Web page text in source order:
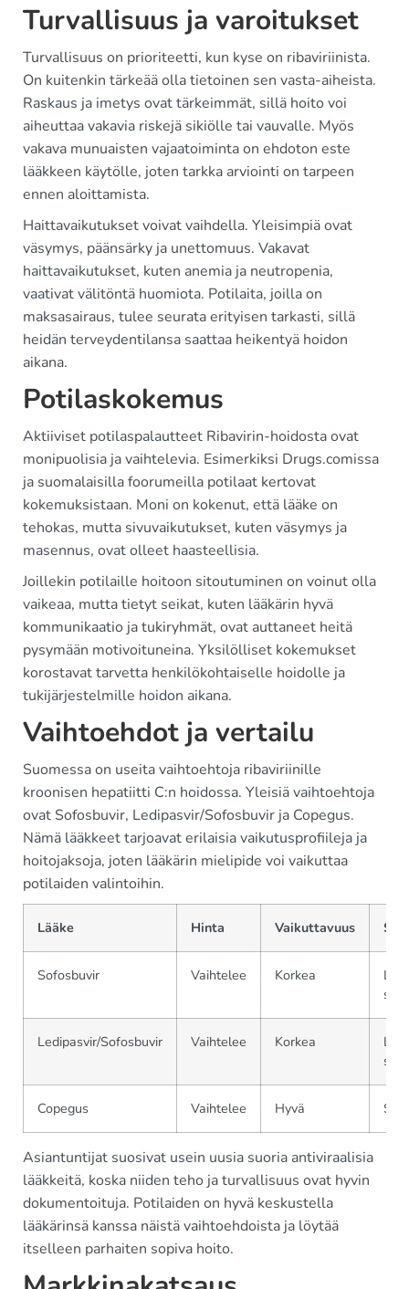
Turvallisuus ja varoitukset
Turvallisuus on prioriteetti, kun kyse on ribaviriinista.
On kuitenkin tärkeää olla tietoinen sen vasta-aiheista.
Raskaus ja imetys ovat tärkeimmät, sillä hoito voi
aiheuttaa vakavia riskejä sikiölle tai vauvalle. Myös
vakava munuaisten vajaatoiminta on ehdoton este
lääkkeen käytölle, joten tarkka arviointi on tarpeen
ennen aloittamista.
Haittavaikutukset voivat vaihdella. Yleisimpiä ovat
väsymys, päänsärky ja unettomuus. Vakavat
haittavaikutukset, kuten anemia ja neutropenia,
vaativat välitöntä huomiota. Potilaita, joilla on
maksasairaus, tulee seurata erityisen tarkasti, sillä
heidän terveydentilansa saattaa heikentyä hoidon
aikana.
Potilaskokemus
Aktiiviset potilaspalautteet Ribavirin-hoidosta ovat
monipuolisia ja vaihtelevia. Esimerkiksi Drugs.comissa
ja suomalaisilla foorumeilla potilaat kertovat
kokemuksistaan. Moni on kokenut, että lääke on
tehokas, mutta sivuvaikutukset, kuten väsymys ja
masennus, ovat olleet haasteellisia.
Joillekin potilaille hoitoon sitoutuminen on voinut olla
vaikeaa, mutta tietyt seikat, kuten lääkärin hyvä
kommunikaatio ja tukiryhmät, ovat auttaneet heitä
pysymään motivoituneina. Yksilölliset kokemukset
korostavat tarvetta henkilökohtaiselle hoidolle ja
tukijärjestelmille hoidon aikana.
Vaihtoehdot ja vertailu
Suomessa on useita vaihtoehtoja ribaviriinille
kroonisen hepatiitti C:n hoidossa. Yleisiä vaihtoehtoja
ovat Sofosbuvir, Ledipasvir/Sofosbuvir ja Copegus.
Nämä lääkkeet tarjoavat erilaisia vaikutusprofiileja ja
hoitojaksoja, joten lääkärin mielipide voi vaikuttaa
potilaiden valintoihin.
Lääke Hinta Vaikuttavuus
Sofosbuvir Vaihtelee Korkea
Ledipasvir/Sofosbuvir Vaihtelee Korkea
Copegus Vaihtelee Hyvä
Asiantuntijat suosivat usein uusia suoria antiviraalisia
lääkkeitä, koska niiden teho ja turvallisuus ovat hyvin
dokumentoituja. Potilaiden on hyvä keskustella
lääkärinsä kanssa näistä vaihtoehdoista ja löytää
itselleen parhaiten sopiva hoito.